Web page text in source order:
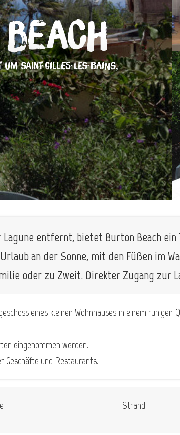
UM SAINT-GILLES-LES-BAINS,
entfernt, bietet Burton Beach ein
an der Sonne, mit den Füßen im
oder zu Zweit. Direkter Zugang zur
eines kleinen Wohnhauses in einem
eingenommen werden.
Geschäfte und Restaurants.
Strand